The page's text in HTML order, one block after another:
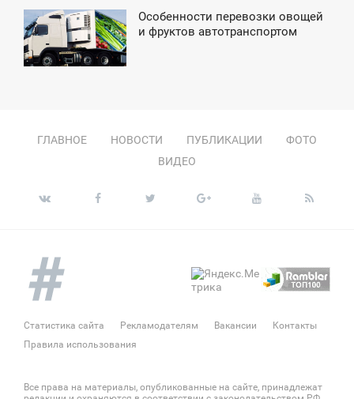
Особенности перевозки овощей
и фруктов автотранспортом
ГЛАВНОЕ НОВОСТИ ПУБЛИКАЦИИ
ФОТО
ВИДЕО
Статистика сайта Рекламодателям Вакансии
Контакты
Правила использования
Все права на материалы, опубликованные на сайте, принадлежат